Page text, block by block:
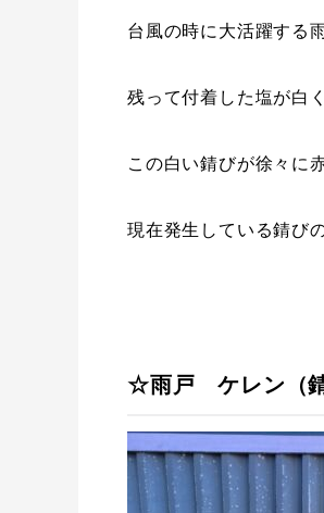
台風の時に大活躍する
残って付着した塩が白
この白い錆びが徐々に
現在発生している錆び
☆雨戸 ケレン（錆